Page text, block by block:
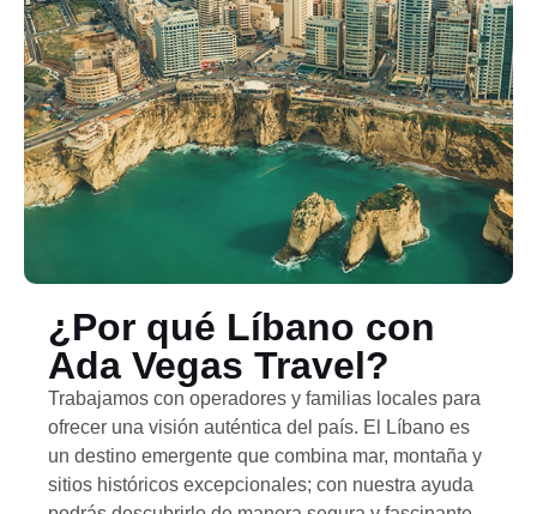
¿Por qué Líbano con
Ada Vegas Travel?
Trabajamos con operadores y familias locales para
ofrecer una visión auténtica del país. El Líbano es
un destino emergente que combina mar, montaña y
sitios históricos excepcionales; con nuestra ayuda